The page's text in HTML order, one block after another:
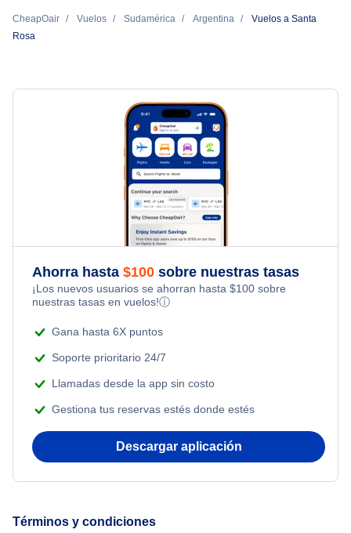
Vuelos de Santa Rosa a Buenos Aires
CheapOair Vuelos Sudamérica Argentina
Vuelos a Santa
Rosa
Ahorra hasta $100 sobre nuestras tasas
¡Los nuevos usuarios se ahorran hasta $100 sobre
nuestras tasas en vuelos!ⓘ
Gana hasta 6X puntos
Soporte prioritario 24/7
Llamadas desde la app sin costo
Gestiona tus reservas estés donde estés
Descargar aplicación
Términos y condiciones